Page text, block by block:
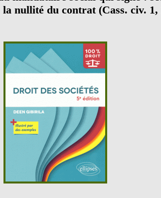
nullité du contrat (Cass. civ. 1,